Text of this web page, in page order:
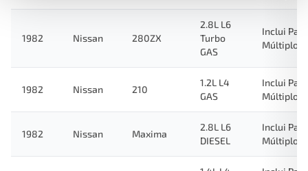
1982 Nissan 280ZX
2.8L L6
Turbo
GAS
Inclui
Múltiplo
1982 Nissan 210
1.2L L4
GAS
Inclui
Múltiplo
1982 Nissan Maxima
2.8L L6
DIESEL
Inclui
Múltiplo